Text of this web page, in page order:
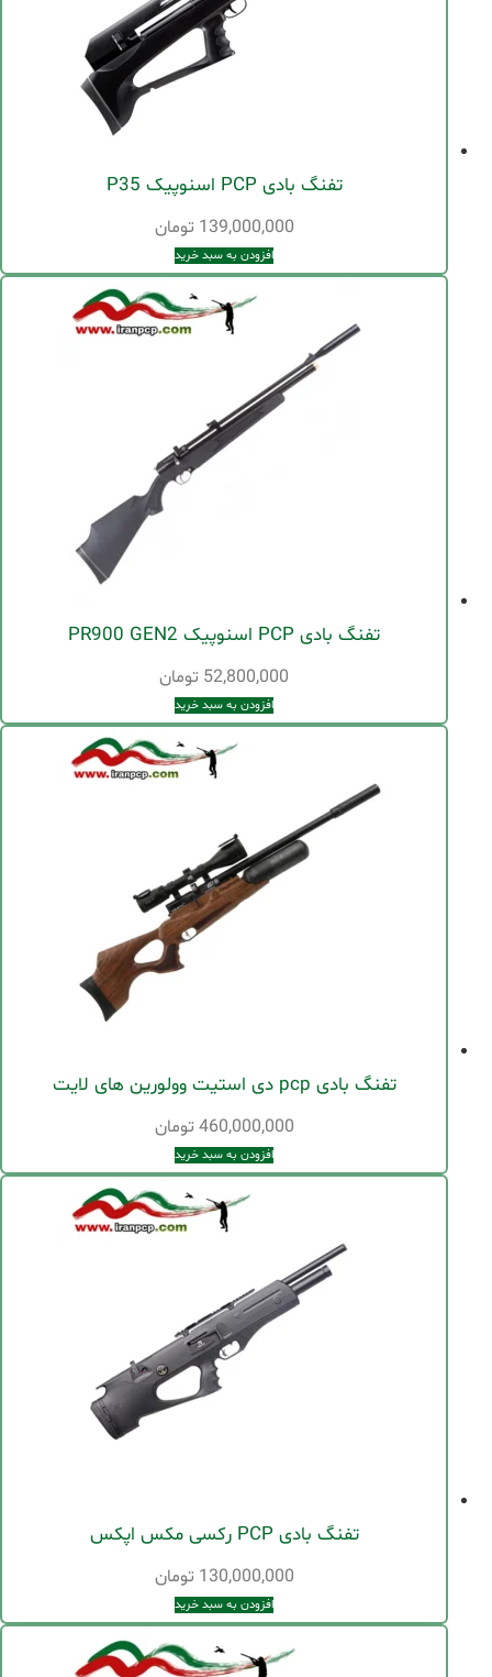
تفنگ بادی PCP اسنوپیک P35
139,000,000 تومان
افزودن به سبد خرید
تفنگ بادی PCP اسنوپیک PR900 GEN2
52,800,000 تومان
افزودن به سبد خرید
تفنگ بادی pcp دی استیت وولورین های لایت
460,000,000 تومان
افزودن به سبد خرید
تفنگ بادی PCP رکسی مکس اپکس
130,000,000 تومان
افزودن به سبد خرید